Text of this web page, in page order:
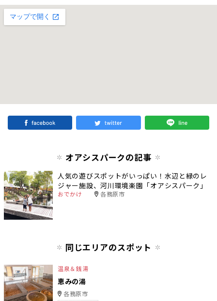
オアシスパークの記事
人気の遊びスポットがいっぱい！水辺と緑のレ
ジャー施設、河川環境楽園「オアシスパーク」
おでかけ 各務原市
同じエリアのスポット
温泉＆銭湯
恵みの湯
各務原市